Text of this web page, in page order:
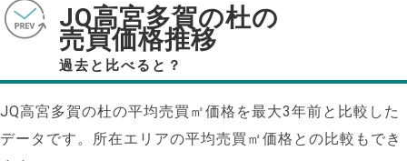
JQ高宮多賀の杜の
売買価格推移
過去と比べると？
JQ高宮多賀の杜の平均売買㎡価格を最大3年前と比較した
データです。所在エリアの平均売買㎡価格との比較もでき